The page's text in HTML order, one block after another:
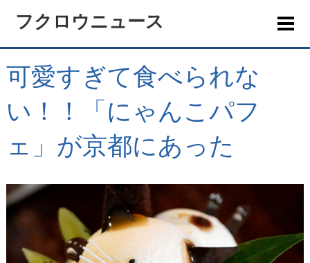
フクロウニュース
可愛すぎて食べられな
い！！「にゃんこパフ
ェ」が京都にあった